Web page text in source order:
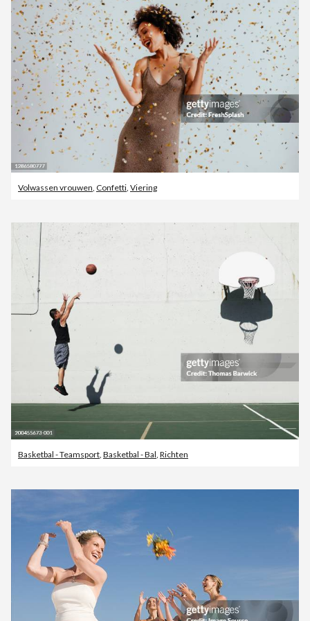
Volwassen vrouwen, Confetti, Viering
Basketbal - Teamsport, Basketbal - Bal, Richten